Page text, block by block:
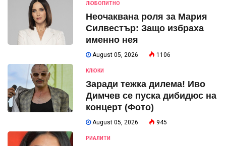
ЛЮБОПИТНО
Неочаквана роля за Мария
Силвестър: Защо избраха
именно нея
August 05, 2026 1106
КЛЮКИ
Заради тежка дилема! Иво
Димчев се пуска дибидюс на
концерт (Фото)
August 05, 2026 945
РИАЛИТИ